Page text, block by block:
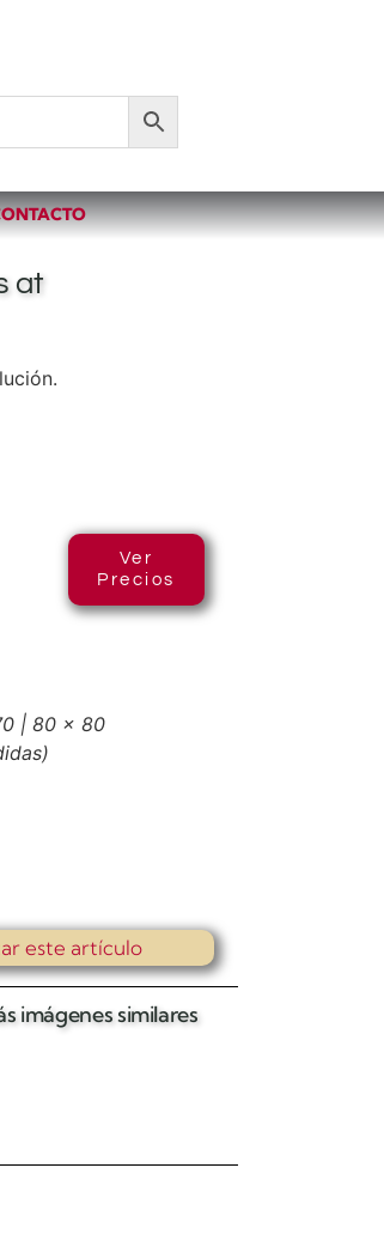
at
| 80 x 80
Ver
Precios
este artículo
imágenes similares